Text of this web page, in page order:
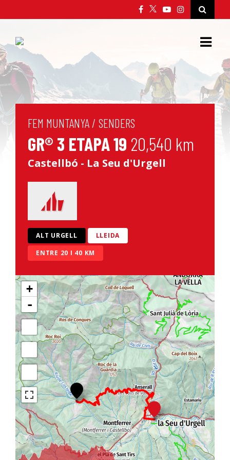
FEM MUNTANYA / SENDERS
GR® 3 ETAPA 19 20,540 km
Castellbó - La Seu d'Urgell
ALT URGELL
LLEIDA
ENTRE 20 I 40 KM
+
-